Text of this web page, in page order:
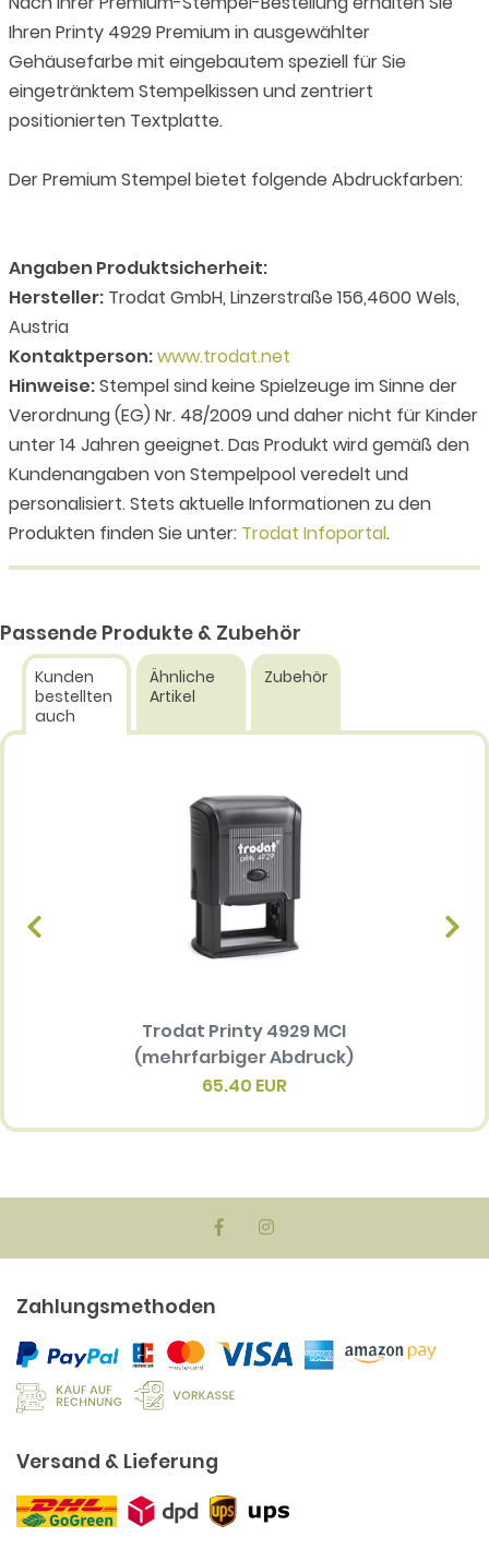
Ihren Printy 4929 Premium in ausgewählter
Gehäusefarbe mit eingebautem speziell für Sie
eingetränktem Stempelkissen und zentriert
positionierten Textplatte.
Der Premium Stempel bietet folgende Abdruckfarben:
Angaben Produktsicherheit:
Hersteller: Trodat GmbH, Linzerstraße 156,4600 Wels,
Austria
Kontaktperson:www.trodat.net
Hinweise:Stempel sind keine Spielzeuge im Sinne der
Verordnung (EG) Nr. 48/2009 und daher nicht für Kinder
unter 14 Jahren geeignet. Das Produkt wird gemäß den
Kundenangaben von Stempelpool veredelt und
personalisiert. Stets aktuelle Informationen zu den
Produkten finden Sie unter: Trodat Infoportal.
Passende Produkte & Zubehör
Kunden
bestellten
auch
Ähnliche
Artikel
Zubehör
Trodat Printy 4929 MCI
(mehrfarbiger Abdruck)
65.40 EUR
Zahlungsmethoden
Versand & Lieferung